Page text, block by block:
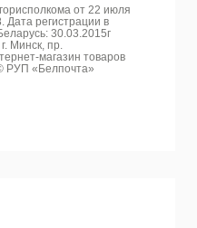
от 22 июля
регистрации в
30.03.2015г
Минск, пр.
магазин товаров
РУП «Белпочта»